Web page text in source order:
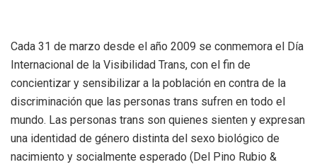
Cada 31 de marzo desde el año 2009 se conmemora el Día
Internacional de la Visibilidad Trans, con el fin de
concientizar y sensibilizar a la población en contra de la
discriminación que las personas trans sufren en todo el
mundo. Las personas trans son quienes sienten y expresan
una identidad de género distinta del sexo biológico de
nacimiento y socialmente esperado (Del Pino Rubio &